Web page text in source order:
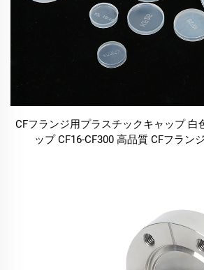
CFフランジ用プラスチックキャップ 白
ップ CF16-CF300 高品質 CFフラン